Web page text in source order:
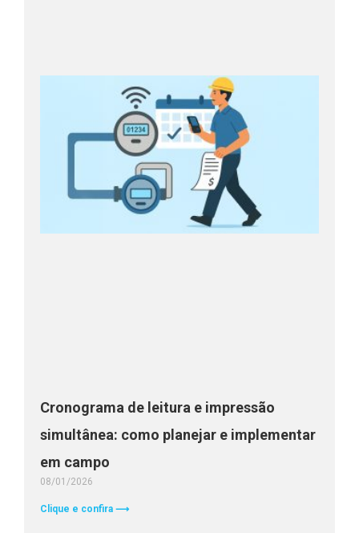
Cronograma de leitura e impressão
simultânea: como planejar e implementar
em campo
08/01/2026
Clique e confira ⟶